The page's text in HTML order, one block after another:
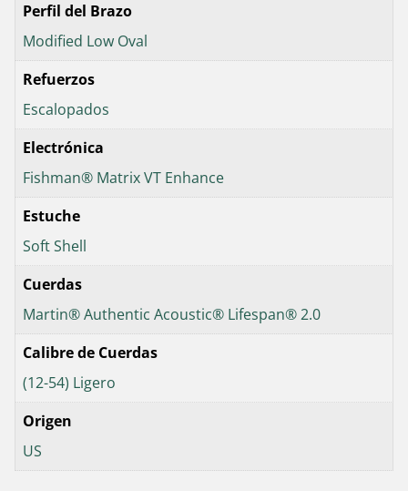
Perfil del Brazo
Modified Low Oval
Refuerzos
Escalopados
Electrónica
Fishman® Matrix VT Enhance
Estuche
Soft Shell
Cuerdas
Martin® Authentic Acoustic® Lifespan® 2.0
Calibre de Cuerdas
(12-54) Ligero
Origen
US